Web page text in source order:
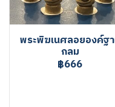
พระพิฆเนศลอยองค์ฐ
กลม
฿666